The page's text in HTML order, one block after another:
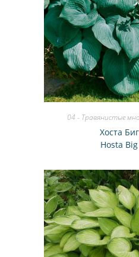
04 - Травянистые
Хоста
Hosta